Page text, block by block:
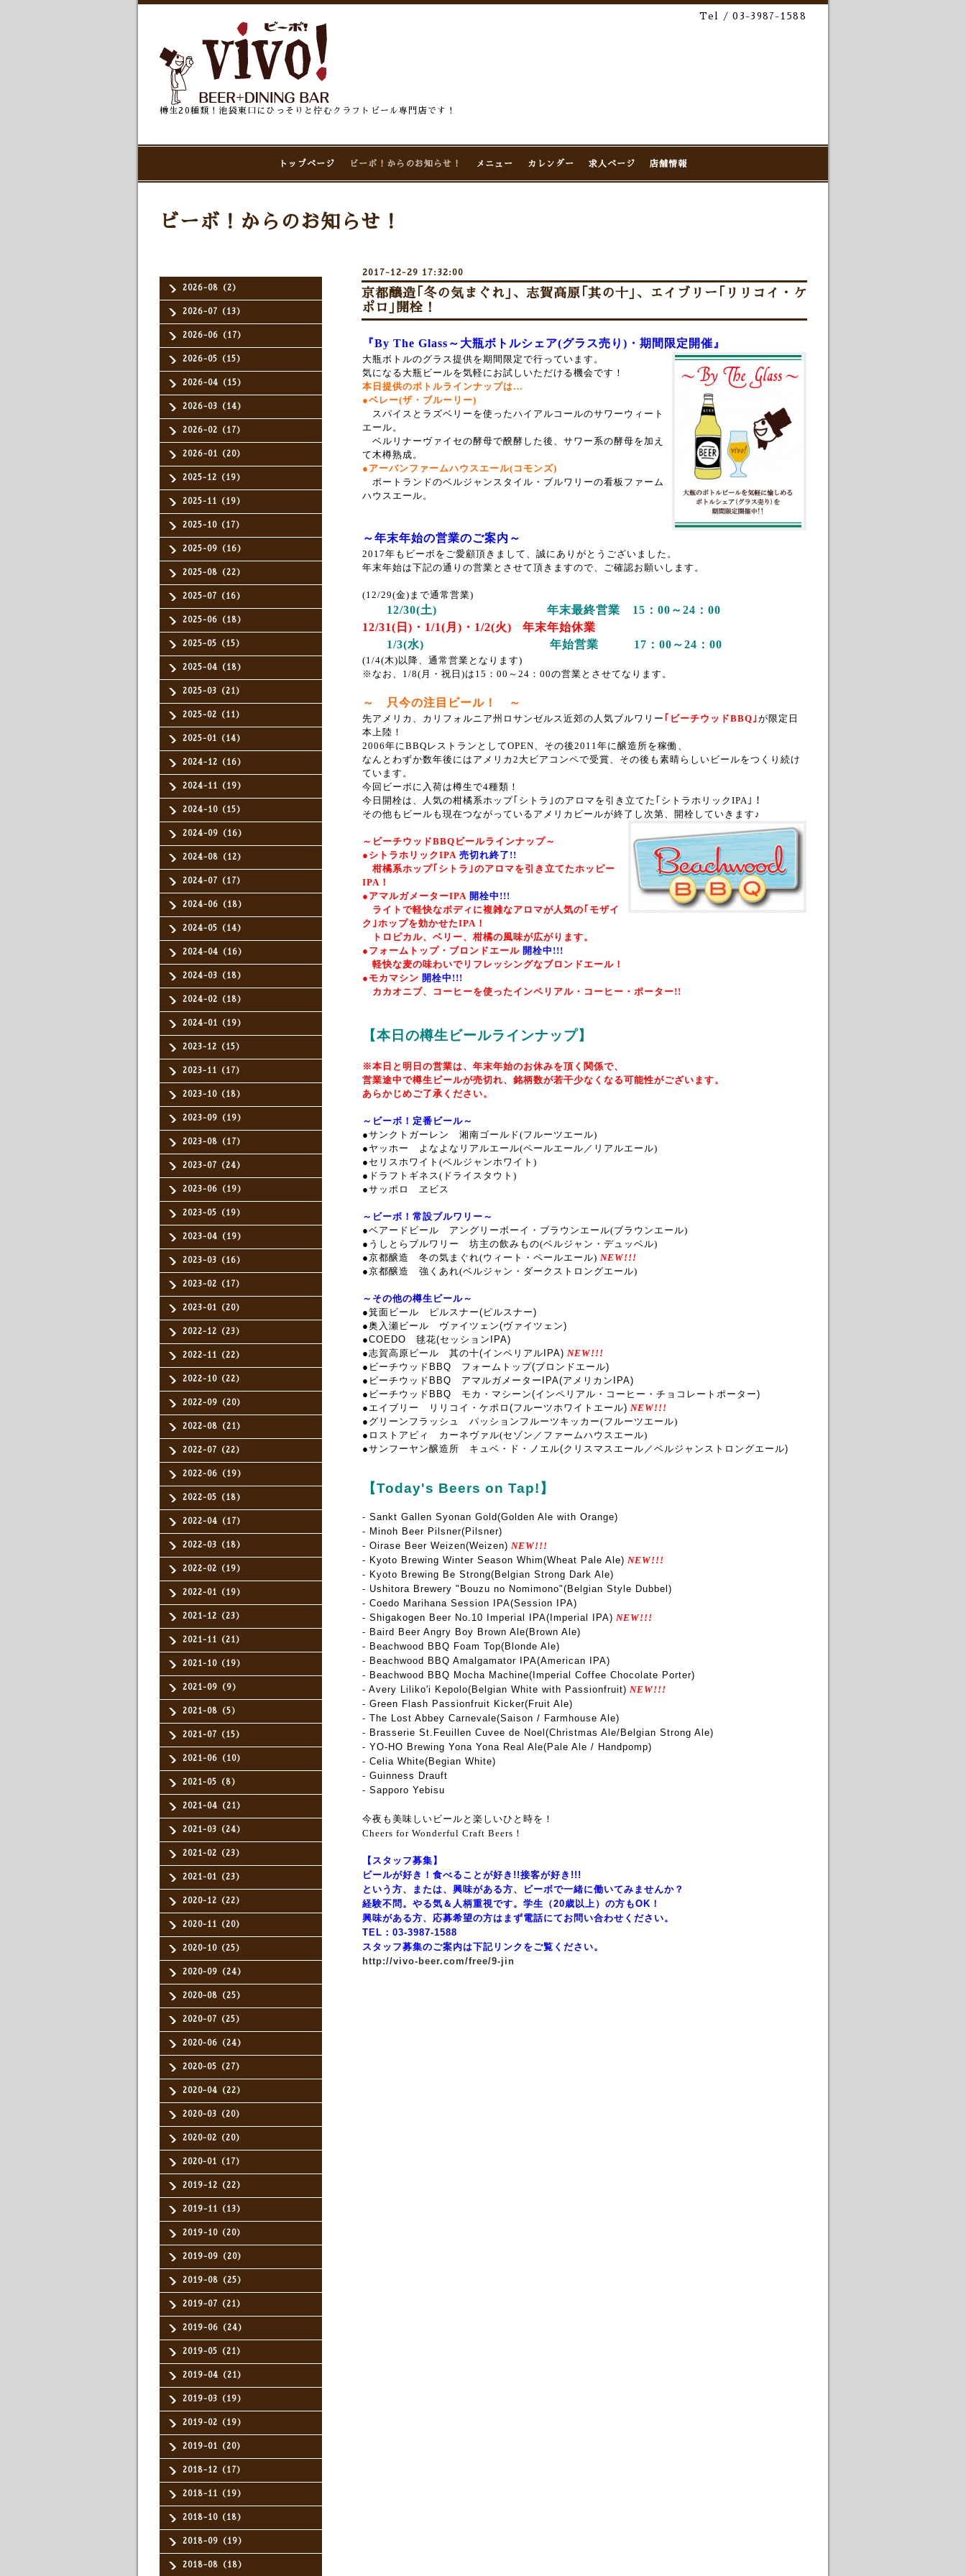
Tel / 03-3987-1588
樽生20種類！池袋東口にひっそりと佇むクラフトビール専門店です！
トップページ ビーボ！からのお知らせ！ メニュー カレンダー 求人ページ 店舗情報
2026-08（2）
2026-07（13）
2026-06（17）
2026-05（15）
2026-04（15）
2026-03（14）
2026-02（17）
2026-01（20）
2025-12（19）
2025-11（19）
2025-10（17）
2025-09（16）
2025-08（22）
2025-07（16）
2025-06（18）
2025-05（15）
2025-04（18）
2025-03（21）
2025-02（11）
2025-01（14）
2024-12（16）
2024-11（19）
2024-10（15）
2024-09（16）
2024-08（12）
2024-07（17）
2024-06（18）
2024-05（14）
2024-04（16）
2024-03（18）
2024-02（18）
2024-01（19）
2023-12（15）
2023-11（17）
2023-10（18）
2023-09（19）
2023-08（17）
2023-07（24）
2023-06（19）
2023-05（19）
2023-04（19）
2023-03（16）
2023-02（17）
2023-01（20）
2022-12（23）
2022-11（22）
2022-10（22）
2022-09（20）
2022-08（21）
2022-07（22）
2022-06（19）
2022-05（18）
2022-04（17）
2022-03（18）
2022-02（19）
2022-01（19）
2021-12（23）
2021-11（21）
2021-10（19）
2021-09（9）
2021-08（5）
2021-07（15）
2021-06（10）
2021-05（8）
2021-04（21）
2021-03（24）
2021-02（23）
2021-01（23）
2020-12（22）
2020-11（20）
2020-10（25）
2020-09（24）
2020-08（25）
2020-07（25）
2020-06（24）
2020-05（27）
2020-04（22）
2020-03（20）
2020-02（20）
2020-01（17）
2019-12（22）
2019-11（13）
2019-10（20）
2019-09（20）
2019-08（25）
2019-07（21）
2019-06（24）
2019-05（21）
2019-04（21）
2019-03（19）
2019-02（19）
2019-01（20）
2018-12（17）
2018-11（19）
2018-10（18）
2018-09（19）
2018-08（18）
ビーボ！からのお知らせ！
2017-12-29 17:32:00
京都醸造｢冬の気まぐれ｣、志賀高原｢其の十｣、エイブリー｢リリコイ・ケ
ポロ｣開栓！
『By The Glass～大瓶ボトルシェア(グラス売り)・期間限定開催』
大瓶ボトルのグラス提供を期間限定で行っています。
気になる大瓶ビールを気軽にお試しいただける機会です！
本日提供のボトルラインナップは…
●ベレー(ザ・ブルーリー)
スパイスとラズベリーを使ったハイアルコールのサワーウィート
エール。
ベルリナーヴァイセの酵母で醗酵した後、サワー系の酵母を加え
て木樽熟成。
●アーバンファームハウスエール(コモンズ)
ポートランドのベルジャンスタイル・ブルワリーの看板ファーム
ハウスエール。
～年末年始の営業のご案内～
2017年もビーボをご愛顧頂きまして、誠にありがとうございました。
年末年始は下記の通りの営業とさせて頂きますので、ご確認お願いします。
(12/29(金)まで通常営業)
12/30(土) 年末最終営業 15：00～24：00
12/31(日)・1/1(月)・1/2(火) 年末年始休業
1/3(水) 年始営業 17：00～24：00
(1/4(木)以降、通常営業となります)
※なお、1/8(月・祝日)は15：00～24：00の営業とさせてなります。
～ 只今の注目ビール！ ～
先アメリカ、カリフォルニア州ロサンゼルス近郊の人気ブルワリー ｢ビーチウッドBBQ｣ が限定日
本上陸！
2006年にBBQレストランとしてOPEN、その後2011年に醸造所を稼働、
なんとわずか数年後にはアメリカ2大ビアコンペで受賞、その後も素晴らしいビールをつくり続け
ています。
今回ビーボに入荷は樽生で4種類！
今日開栓は、人気の柑橘系ホップ｢シトラ｣のアロマを引き立てた｢シトラホリックIPA｣！
その他もビールも現在つながっているアメリカビールが終了し次第、開栓していきます♪
～ビーチウッドBBQビールラインナップ～
●シトラホリックIPA 売切れ終了!!
柑橘系ホップ｢シトラ｣のアロマを引き立てたホッピー
IPA！
●アマルガメーターIPA 開栓中!!!
ライトで軽快なボディに複雑なアロマが人気の｢モザイ
ク｣ホップを効かせたIPA！
トロピカル、ベリー、柑橘の風味が広がります。
●フォームトップ・ブロンドエール 開栓中!!!
軽快な麦の味わいでリフレッシングなブロンドエール！
●モカマシン 開栓中!!!
カカオニブ、コーヒーを使ったインペリアル・コーヒー・ポーター!!
【本日の樽生ビールラインナップ】
※本日と明日の営業は、年末年始のお休みを頂く関係で、
営業途中で樽生ビールが売切れ、銘柄数が若干少なくなる可能性がございます。
あらかじめご了承ください。
～ビーボ！定番ビール～
●サンクトガーレン 湘南ゴールド(フルーツエール)
●ヤッホー よなよなリアルエール(ペールエール／リアルエール)
●セリスホワイト(ベルジャンホワイト)
●ドラフトギネス(ドライスタウト)
●サッポロ ヱビス
～ビーボ！常設ブルワリー～
●ベアードビール アングリーボーイ・ブラウンエール(ブラウンエール)
●うしとらブルワリー 坊主の飲みもの(ベルジャン・デュッベル)
●京都醸造 冬の気まぐれ(ウィート・ペールエール) NEW!!!
●京都醸造 強くあれ(ベルジャン・ダークストロングエール)
～その他の樽生ビール～
●箕面ビール ピルスナー(ピルスナー)
●奥入瀬ビール ヴァイツェン(ヴァイツェン)
●COEDO 毬花(セッションIPA)
●志賀高原ビール 其の十(インペリアルIPA) NEW!!!
●ビーチウッドBBQ フォームトップ(ブロンドエール)
●ビーチウッドBBQ アマルガメーターIPA(アメリカンIPA)
●ビーチウッドBBQ モカ・マシーン(インペリアル・コーヒー・チョコレートポーター)
●エイブリー リリコイ・ケポロ(フルーツホワイトエール) NEW!!!
●グリーンフラッシュ パッションフルーツキッカー(フルーツエール)
● ロストアビィ カーネヴァル(セゾン／ファームハウスエール)
●サンフーヤン醸造所 キュベ・ド・ノエル(クリスマスエール／ベルジャンストロングエール)
【Today's Beers on Tap!】
- Sankt Gallen Syonan Gold(Golden Ale with Orange)
- Minoh Beer Pilsner(Pilsner)
- Oirase Beer Weizen(Weizen) NEW!!!
- Kyoto Brewing Winter Season Whim(Wheat Pale Ale) NEW!!!
- Kyoto Brewing Be Strong(Belgian Strong Dark Ale)
- Ushitora Brewery "Bouzu no Nomimono"(Belgian Style Dubbel)
- Coedo Marihana Session IPA(Session IPA)
- Shigakogen Beer No.10 Imperial IPA(Imperial IPA) NEW!!!
- Baird Beer Angry Boy Brown Ale(Brown Ale)
- Beachwood BBQ Foam Top(Blonde Ale)
- Beachwood BBQ Amalgamator IPA(American IPA)
- Beachwood BBQ Mocha Machine(Imperial Coffee Chocolate Porter)
- Avery Liliko'i Kepolo(Belgian White with Passionfruit) NEW!!!
- Green Flash Passionfruit Kicker(Fruit Ale)
- The Lost Abbey Carnevale(Saison / Farmhouse Ale)
- Brasserie St.Feuillen Cuvee de Noel(Christmas Ale/Belgian Strong Ale)
- YO-HO Brewing Yona Yona Real Ale(Pale Ale / Handpomp)
- Celia White(Begian White)
- Guinness Drauft
- Sapporo Yebisu
今夜も美味しいビールと楽しいひと時を！
Cheers for Wonderful Craft Beers！
【スタッフ募集】
ビールが好き！食べることが好き!!接客が好き!!!
という方、または、興味がある方、ビーボで一緒に働いてみませんか？
経験不問。やる気＆人柄重視です。学生（20歳以上）の方もOK！
興味がある方、応募希望の方はまず電話にてお問い合わせください。
TEL：03-3987-1588
スタッフ募集のご案内は下記リンクをご覧ください。
http://vivo-beer.com/free/9-jin